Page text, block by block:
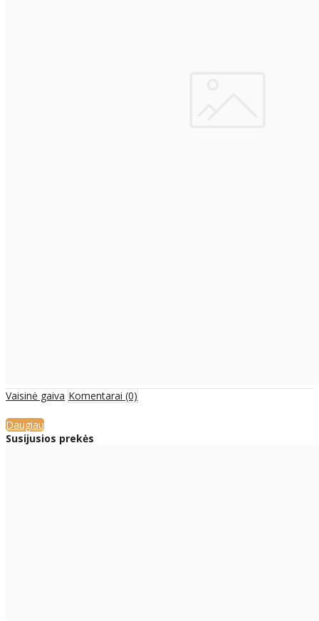
Vaisinė gaiva Komentarai (0)
Daugiau
Susijusios prekės